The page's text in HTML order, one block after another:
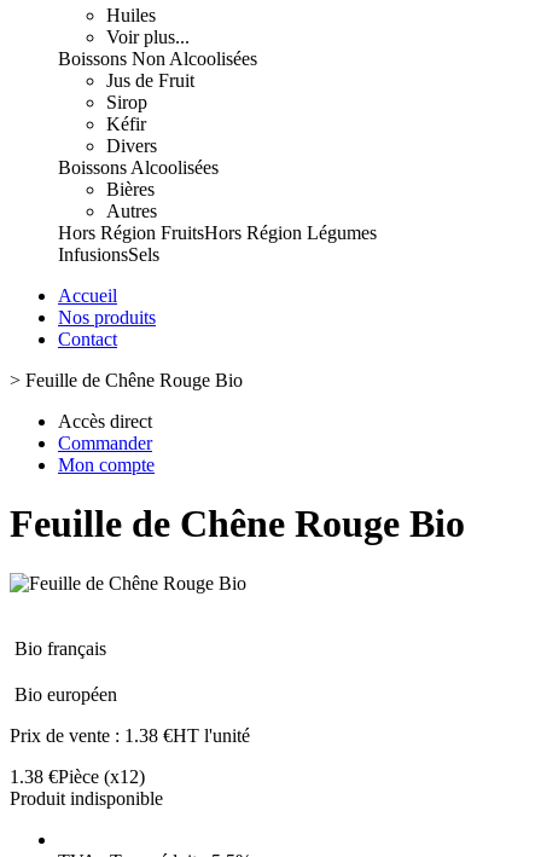
Huiles
Voir plus...
Boissons Non Alcoolisées
Jus de Fruit
Sirop
Kéfir
Divers
Boissons Alcoolisées
Bières
Autres
Hors Région FruitsHors Région Légumes
InfusionsSels
Accueil
Nos produits
Contact
> Feuille de Chêne Rouge Bio
Accès direct
Commander
Mon compte
Feuille de Chêne Rouge Bio
Bio français
Bio européen
Prix de vente : 1.38 €HT l'unité
1.38 €Pièce (x12)
Produit indisponible